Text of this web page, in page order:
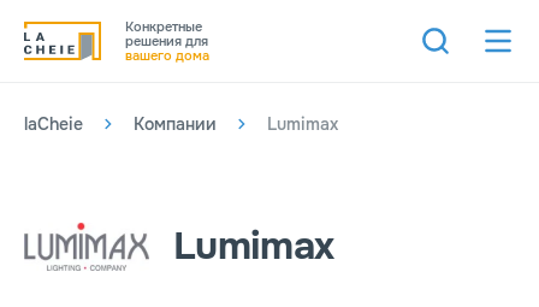
Конкретные
решения для
вашего дома
laCheie Компании Lumimax
Lumimax